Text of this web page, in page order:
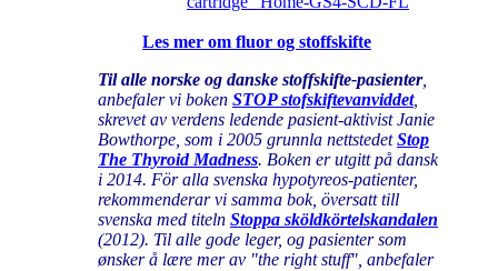
Les mer om fluor og stoffskifte
Til alle norske og danske stoffskifte-pasienter,
anbefaler vi boken STOP stofskiftevanviddet,
skrevet av verdens ledende pasient-aktivist Janie
Bowthorpe, som i 2005 grunnla nettstedetStop
The Thyroid Madness. Boken er utgitt på dansk
i 2014. För alla svenska hypotyreos-patienter,
rekommenderar vi samma bok, översatt till
svenska med titeln Stoppa sköldkörtelskandalen
(2012). Til alle gode leger, og pasienter som
ønsker å lære mer av "the right stuff", anbefaler